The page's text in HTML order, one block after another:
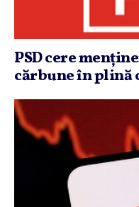
PSD cere
cărbune în plină